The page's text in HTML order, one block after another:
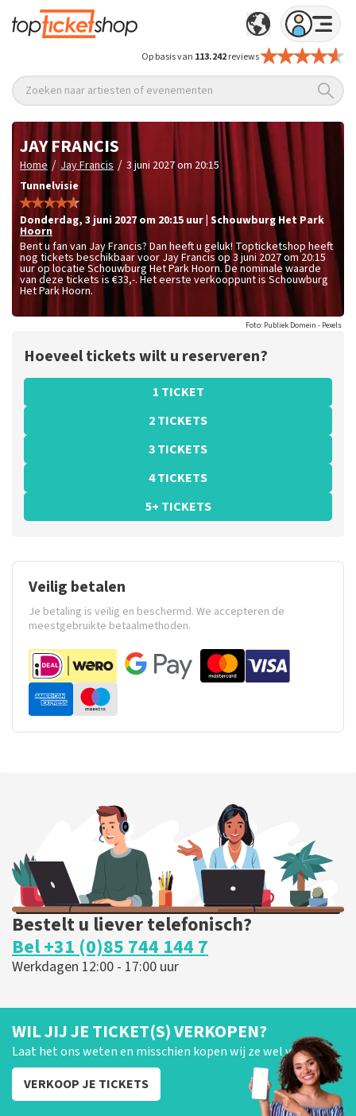
Op basis van 113.242reviews
Zoeken naar artiesten of evenementen
JAY FRANCIS
Home / Jay Francis / 3 juni 2027 om 20:15
Tunnelvisie
donderdag, 3 juni 2027 om 20:15 uur Schouwburg Het Park
Hoorn
Bent u fan van Jay Francis? Dan heeft u geluk! Topticketshop heeft
nog tickets beschikbaar voor Jay Francis op 3 juni 2027 om 20:15
uur op locatie Schouwburg Het Park Hoorn. De nominale waarde
van deze tickets is €33,-. Het eerste verkooppunt is Schouwburg
Het Park Hoorn.
Foto: Publiek Domein - Pexels
Hoeveel tickets wilt u reserveren?
1 TICKET
2 TICKETS
3 TICKETS
4 TICKETS
5+ TICKETS
Veilig betalen
Je betaling is veilig en beschermd. We accepteren de
meestgebruikte betaalmethoden.
Bestelt u liever telefonisch?
Bel +31 (0)85 744 144 7
Werkdagen 12:00 - 17:00 uur
WIL JIJ JE TICKET(S) VERKOPEN?
Laat het ons weten en misschien kopen wij ze wel van je!
VERKOOP JE TICKETS